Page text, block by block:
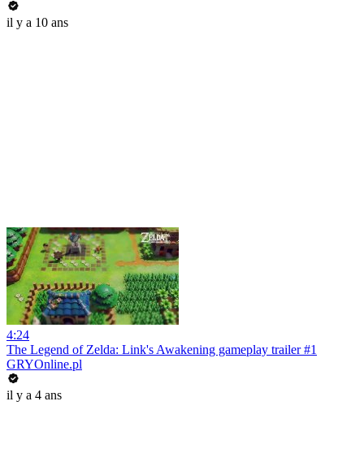
il y a 10 ans
4:24
The Legend of Zelda: Link's Awakening gameplay trailer #1
GRYOnline.pl
il y a 4 ans